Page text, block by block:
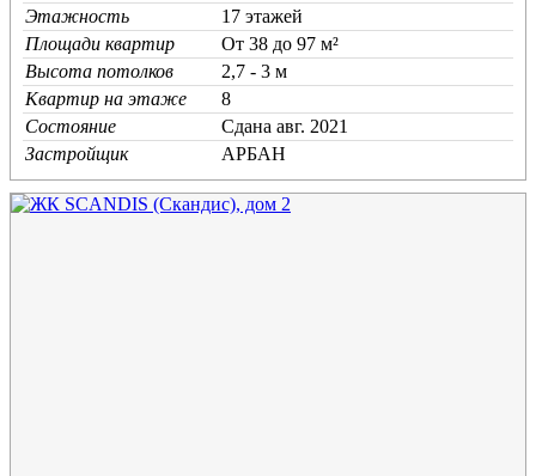
Этажность
17 этажей
Площади квартир
От 38 до 97 м²
Высота потолков
2,7 - 3 м
Квартир на этаже
8
Состояние
Cдана авг. 2021
Застройщик
АРБАН